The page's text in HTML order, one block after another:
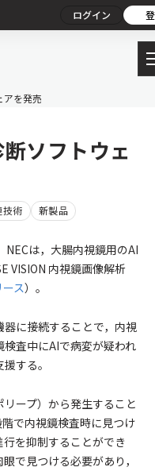
ログイン
アを発売
ソフトウェ
技術 新製品
NECは，大腸内視鏡用のAI
VISION 内視鏡画像解析
ス）。
に接続することで，内視
査中にAIで病変が疑われ
する。
ープ）から発生すること
で内視鏡検査時に見つけ
を抑制することができ
で見つける必要があり，